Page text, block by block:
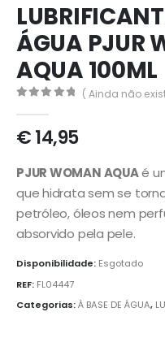
ÁGUA PJUR
AQUA 100ML
( Ainda não
€14,95
PJUR WOMAN AQUAé
que hidrata sem se
petróleo, óleos nem
absorvido pela pele.
Disponibilidade: Esgotado
REF: FL04447
Categorias:À BASE DE ÁGUA,